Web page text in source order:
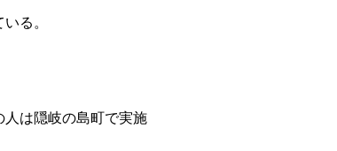
る。
は隠岐の島町で実施